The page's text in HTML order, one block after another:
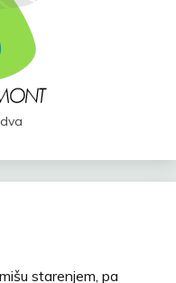
starenjem, pa